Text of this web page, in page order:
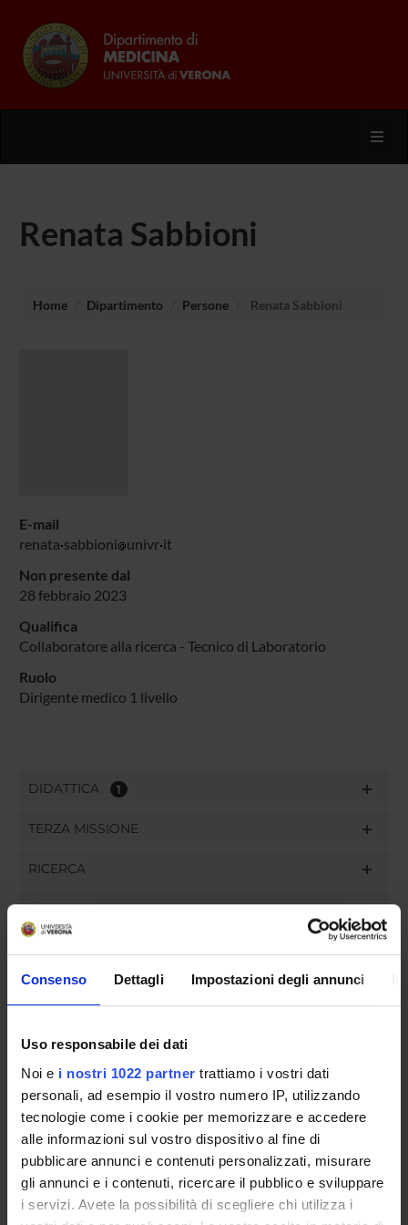
Consenso Dettagli Impostazioni degli annunci
Uso responsabile dei dati
Noi e i nostri 1022 partner trattiamo i vostri dati
personali, ad esempio il vostro numero IP, utilizzando
tecnologie come i cookie per memorizzare e accedere
alle informazioni sul vostro dispositivo al fine di
pubblicare annunci e contenuti personalizzati, misurare
gli annunci e i contenuti, ricercare il pubblico e sviluppare
i servizi. Avete la possibilità di scegliere chi utilizza i
Renata Sabbioni
Home Dipartimento Persone Renata Sabbioni
E-mail
renata sabbioni univr it
Non presente dal
28 febbraio 2023
Qualifica
Collaboratore alla ricerca - Tecnico di Laboratorio
Ruolo
Dirigente medico 1 livello
DIDATTICA 1
TERZA MISSIONE
RICERCA
PROGETTI
ORGANIZZAZIONE
GOVERNANCE
COMMISSIONI
UFFICI E STRUTTURE DI SERVIZIO
SERVIZI DI SEGRETERIA STUDENTI